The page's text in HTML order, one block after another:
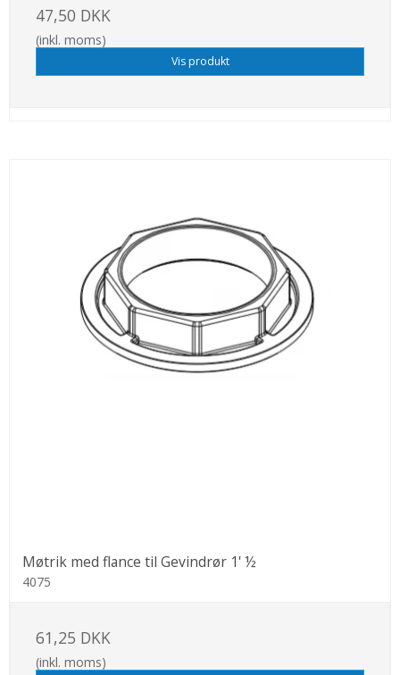
47,50 DKK
(inkl. moms)
Vis produkt
Møtrik med flance til Gevindrør 1' ½
4075
61,25 DKK
(inkl. moms)